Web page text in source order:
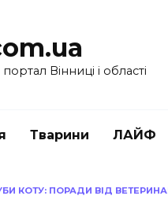
Вінниці і області
Тварини ЛАЙФ
КОТУ: ПОРАДИ ВІД